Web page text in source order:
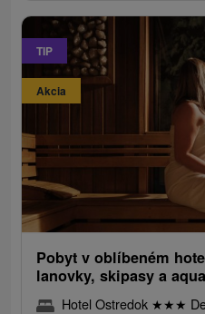
TIP
Akcia
Pobyt v oblíbeném
lanovky, skipasy a
Hotel Ostredok ★★★